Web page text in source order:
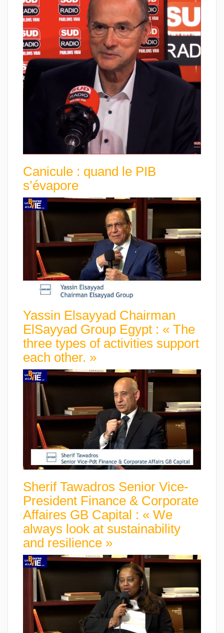
Canicule : quand le PIB
s’évapore
Yassin Elsayyad Chairman
ElSayyad Group Egypt : « The
three types of activities support
each other. »
Sherif Tawadros Senior Vice-
President Finance & Corporate
Affaires GB Capital : « We
always look at sustainability
and resilience »